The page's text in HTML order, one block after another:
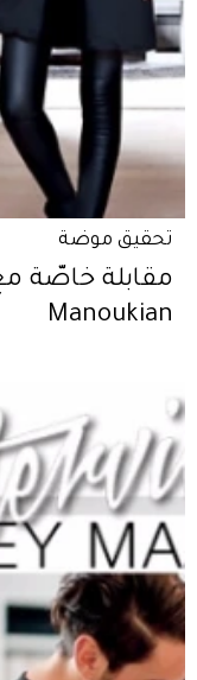
تحقيق موضة
Manoukian